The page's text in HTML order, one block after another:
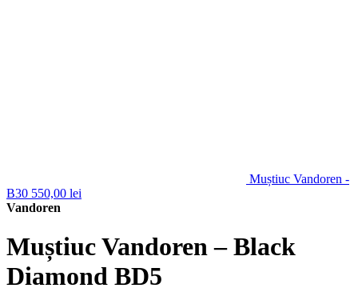
Muștiuc Vandoren -
B30 550,00 lei
Vandoren
Muștiuc Vandoren – Black
Diamond BD5